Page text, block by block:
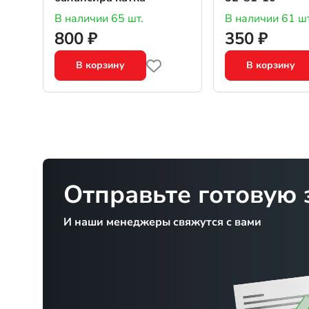
В наличии 65 шт.
800 ₽
В корзину
В наличии 61
350 ₽
В корзину
Отправьте готовую
И наши менеджеры свяжутся с вами